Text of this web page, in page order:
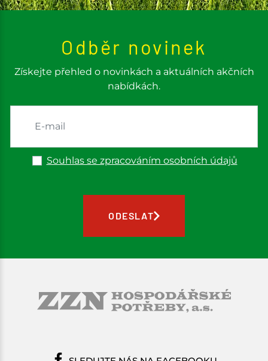
Odběr novinek
Získejte přehled o novinkách a aktuálních akčních
nabídkách.
Souhlas se zpracováním osobních údajů
ODESLAT